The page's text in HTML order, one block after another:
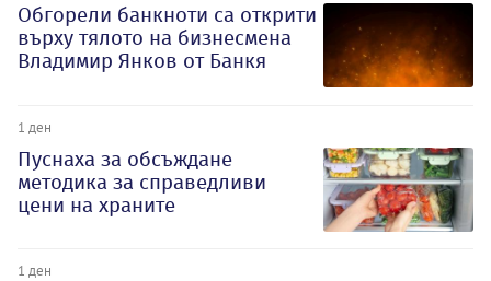
Обгорели банкноти са открити
върху тялото на бизнесмена
Владимир Янков от Банкя
1 ден
Пуснаха за обсъждане
методика за справедливи
цени на храните
1 ден